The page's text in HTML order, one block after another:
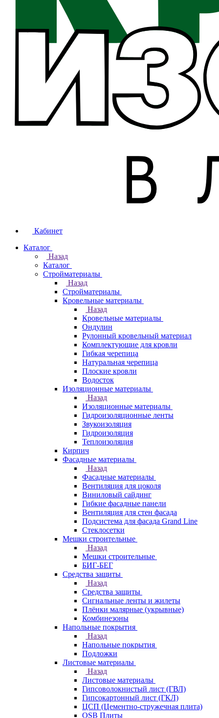
Кабинет
Каталог
Назад
Каталог
Стройматериалы
Назад
Стройматериалы
Кровельные материалы
Назад
Кровельные материалы
Ондулин
Рулонный кровельный материал
Комплектующие для кровли
Гибкая черепица
Натуральная черепица
Плоские кровли
Водосток
Изоляционные материалы
Назад
Изоляционные материалы
Гидроизоляционные ленты
Звукоизоляция
Гидроизоляция
Теплоизоляция
Кирпич
Фасадные материалы
Назад
Фасадные материалы
Вентиляция для цоколя
Виниловый сайдинг
Гибкие фасадные панели
Вентиляция для стен фасада
Подсистема для фасада Grand Line
Стеклосетки
Мешки строительные
Назад
Мешки строительные
БИГ-БЕГ
Средства защиты
Назад
Средства защиты
Сигнальные ленты и жилеты
Плёнки малярные (укрывные)
Комбинезоны
Напольные покрытия
Назад
Напольные покрытия
Подложки
Листовые материалы
Назад
Листовые материалы
Гипсоволокнистый лист (ГВЛ)
Гипсокартонный лист (ГКЛ)
ЦСП (Цементно-стружечная плита)
OSB Плиты